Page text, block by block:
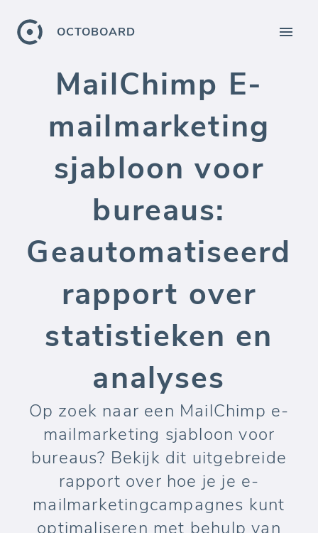
OCTOBOARD
MailChimp E-
mailmarketing
sjabloon voor
bureaus:
Geautomatiseerd
rapport over
statistieken en
analyses
Op zoek naar een MailChimp e-
mailmarketing sjabloon voor
bureaus? Bekijk dit uitgebreide
rapport over hoe je je e-
mailmarketingcampagnes kunt
optimaliseren met behulp van